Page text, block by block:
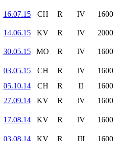
16.07.15 CH R IV 1600
14.06.15 KV R IV 2000
30.05.15 MO R IV 1600
03.05.15 CH R IV 1600
05.10.14
CH R II 1600
27.09.14
KV R IV 1600
17.08.14 KV R IV 1600
03.08.14 KV R III 1600